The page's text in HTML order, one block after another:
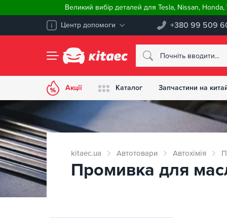
Великий вибір деталей для Tesla, Nissan, Honda,
Центр допомоги +380 99 509
Акції Каталог Запчастини на
kitaec.ua Автотовари Автохімія
Промивка для